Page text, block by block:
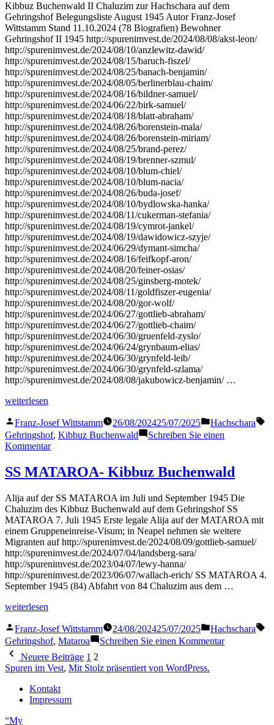
Kibbuz Buchenwald II Chaluzim zur Hachschara auf dem
Gehringshof Belegungsliste August 1945 Autor Franz-Josef
Wittstamm Stand 11.10.2024 (78 Biografien) Bewohner
Gehringshof II 1945 http://spurenimvest.de/2024/08/08/akst-leon/
http://spurenimvest.de/2024/08/10/anzlewitz-dawid/
http://spurenimvest.de/2024/08/15/baruch-fiszel/
http://spurenimvest.de/2024/08/25/banach-benjamin/
http://spurenimvest.de/2024/08/05/berlinerblau-chaim/
http://spurenimvest.de/2024/08/16/bildner-samuel/
http://spurenimvest.de/2024/06/22/birk-samuel/
http://spurenimvest.de/2024/08/18/blatt-abraham/
http://spurenimvest.de/2024/08/26/borenstein-mala/
http://spurenimvest.de/2024/08/26/borenstein-miriam/
http://spurenimvest.de/2024/08/25/brand-perez/
http://spurenimvest.de/2024/08/19/brenner-szmul/
http://spurenimvest.de/2024/08/10/blum-chiel/
http://spurenimvest.de/2024/08/10/blum-nacia/
http://spurenimvest.de/2024/08/26/buda-josef/
http://spurenimvest.de/2024/08/10/bydlowska-hanka/
http://spurenimvest.de/2024/08/11/cukerman-stefania/
http://spurenimvest.de/2024/08/19/cymrot-jankel/
http://spurenimvest.de/2024/08/19/dawidowicz-szyje/
http://spurenimvest.de/2024/06/29/dymant-simcha/
http://spurenimvest.de/2024/08/16/feifkopf-aron/
http://spurenimvest.de/2024/08/20/feiner-osias/
http://spurenimvest.de/2024/08/25/ginsberg-motek/
http://spurenimvest.de/2024/08/11/goldfiszer-eugenia/
http://spurenimvest.de/2024/08/20/gor-wolf/
http://spurenimvest.de/2024/06/27/gottlieb-abraham/
http://spurenimvest.de/2024/06/27/gottlieb-chaim/
http://spurenimvest.de/2024/06/30/gruenfeld-zyslo/
http://spurenimvest.de/2024/06/24/grynbaum-elias/
http://spurenimvest.de/2024/06/30/grynfeld-leib/
http://spurenimvest.de/2024/06/30/grynfeld-szlama/
http://spurenimvest.de/2024/08/08/jakubowicz-benjamin/ …
„Kibbuz
II
August
1945“
weiterlesen
Veröffentlicht
von
Franz-Josef Wittstamm 26/08/202425/07/2025
Veröffentlicht
in
Hachschara
Gehringshof, Kibbuz Buchenwald
Schreiben Sie einen
Kommentarzu
Buchenwald
II
1945
SS MATAROA- Kibbuz Buchenwald
Alija auf der SS MATAROA im Juli und September 1945 Die
Chaluzim des Kibbuz Buchenwald auf dem Gehringshof SS
MATAROA 7. Juli 1945 Erste legale Alija auf der MATAROA mit
einem Gruppeneinreise-Visum; in Neapel nehmen sie weitere
Migranten auf http://spurenimvest.de/2024/08/09/gottlieb-samuel/
http://spurenimvest.de/2024/07/04/landsberg-sara/
http://spurenimvest.de/2023/04/07/lewy-hanna/
http://spurenimvest.de/2023/06/07/wallach-erich/ SS MATAROA 4.
September 1945 (84) Abfahrt von 84 Chaluzim aus dem …
„SS
Kibbuz
Buchenwald“
weiterlesen
Veröffentlicht
von
Franz-Josef Wittstamm 24/08/202425/07/2025
Veröffentlicht
in
Hachschara
Gehringshof, Mataroa Schreiben Sie einen Kommentarzu
Seitennummerierung
der
Beiträge
Neuere Beiträge 1 2
Spuren im Vest, Mit Stolz präsentiert von WordPress.
Kontakt
Impressum
“My